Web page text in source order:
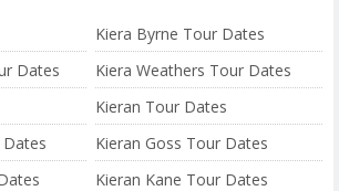
Kiera Byrne Tour Dates
Dates
Kiera Weathers Tour Dates
Kieran Tour Dates
Kieran Goss Tour Dates
Kieran Kane Tour Dates